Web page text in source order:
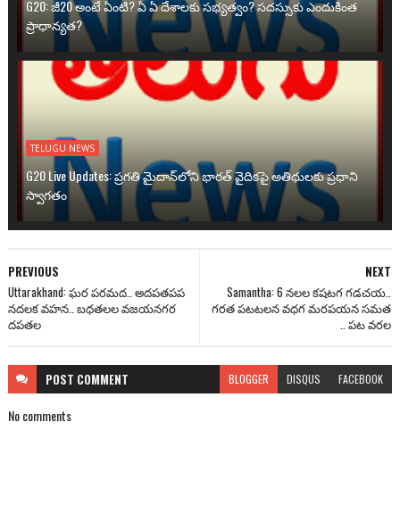
G20: జీ20 అంటే ఏంటి? ఏ ఏ దేశాలకు సభ్యత్వం? సదస్సుకు ఎందుకింత
ప్రాధాన్యత?
TELUGU NEWS
G20 Live Updates: ప్రగతి మైదాన్‌లోని భారత్ వైదికపై అతిథులకు ప్రధాని
స్వాగతం
NEXT
Samantha: 6 నలల కషటగ గడచయ..
గరత పటటలన వధగ మరపయన సమత
.. పట వరల
PREVIOUS
Uttarakhand: ఘర పరమద.. అదపతపప
నదలక వహన.. బధతలల వజయనగర
దపతల
POST COMMENT BLOGGER DISQUS FACEBOOK
No comments